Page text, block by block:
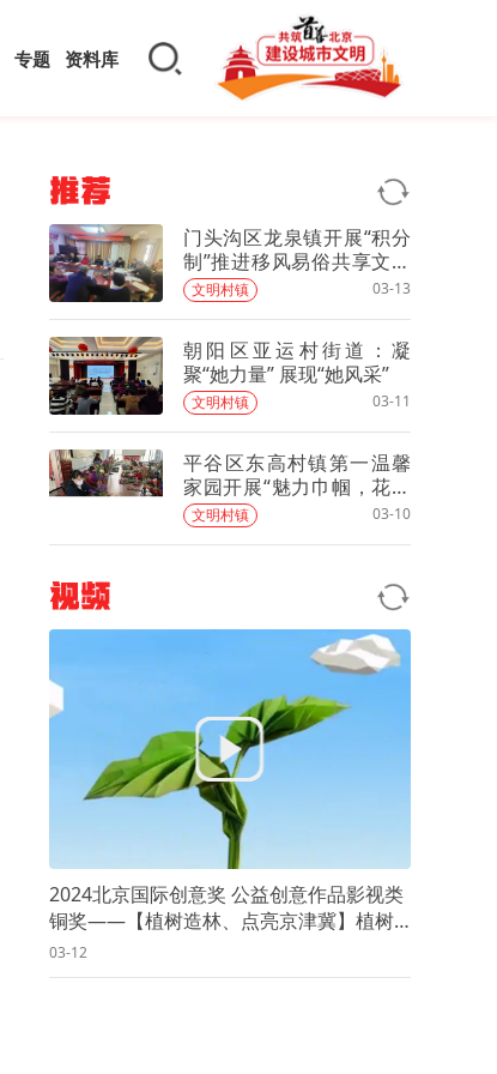
专题 资料库
推荐
门头沟区龙泉镇开展“积分
制”推进移风易俗共享文明
新风宣传活动
文明村镇 03-13
朝阳区亚运村街道：凝
聚“她力量” 展现“她风采”
文明村镇 03-11
平谷区东高村镇第一温馨
家园开展“魅力巾帼，花漾
生活”主题插花活动
文明村镇 03-10
视频
2024北京国际创意奖 公益创意作品影视类
铜奖——【植树造林、点亮京津冀】植树
为了什么？
03-12